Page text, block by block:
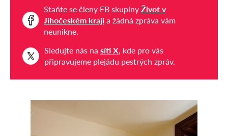
Staňte se členy FB skupiny Život v
Jihočeském kraji a žádná zpráva vám
neunikne.
Sledujte nás na síti X , kde pro vás
připravujeme plejádu pestrých zpráv.